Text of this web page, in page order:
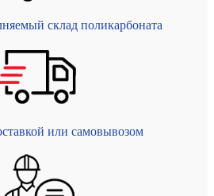
склад поликарбоната
или самовывозом